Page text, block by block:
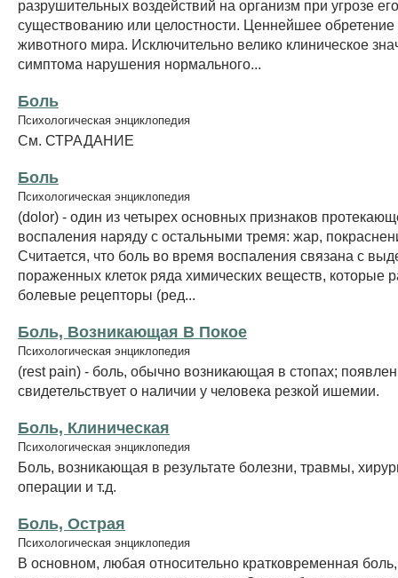
разрушительных воздействий на организм при угрозе его
существованию или целостности. Ценнейшее
животного мира. Исключительно велико клиническое
симптома нарушения нормального...
Боль
Психологическая энциклопедия
См. СТРАДАНИЕ
Боль
Психологическая энциклопедия
(dolor) - один из четырех основных признаков
воспаления наряду с остальными тремя: жар,
Считается, что боль во время воспаления связана с
пораженных клеток ряда химических веществ, которые
болевые рецепторы (ред...
Боль, Возникающая В Покое
Психологическая энциклопедия
(rest pain) - боль, обычно возникающая в стопах;
свидетельствует о наличии у человека резкой ишемии.
Боль, Клиническая
Психологическая энциклопедия
Боль, возникающая в результате болезни, травмы,
операции и т.д.
Боль, Острая
Психологическая энциклопедия
В основном, любая относительно кратковременная